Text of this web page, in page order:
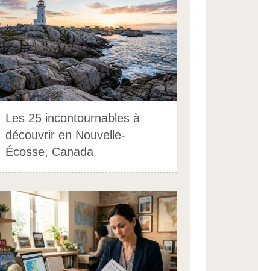
Les 25 incontournables à
découvrir en Nouvelle-
Écosse, Canada